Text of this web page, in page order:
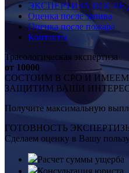
ЭКСПЕРТИЗА ПОСЛЕ
Оценка после залива
Оценка после пожара
Контакты
Трасологическая экспертиза
от 10000
СОСТОИМ В СРО И
ЗАЩИТИМ ВАШИ
Получите максимальную
ГОТОВНОСТЬ
Сделаем оценку в Вашу
Расчет суммы ущерба
Консультация юриста